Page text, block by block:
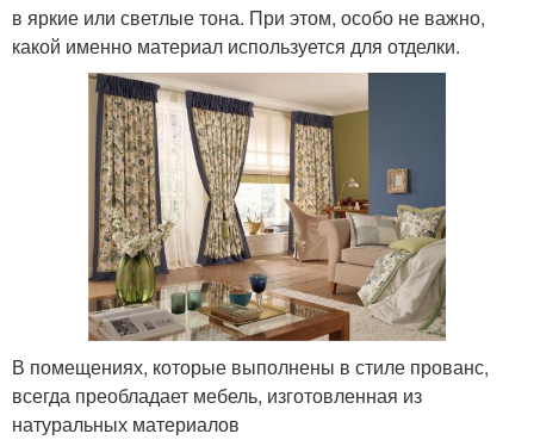
в яркие или светлые тона. При этом, особо не важно,
какой именно материал используется для отделки.
В помещениях, которые выполнены в стиле прованс,
всегда преобладает мебель, изготовленная из
натуральных материалов